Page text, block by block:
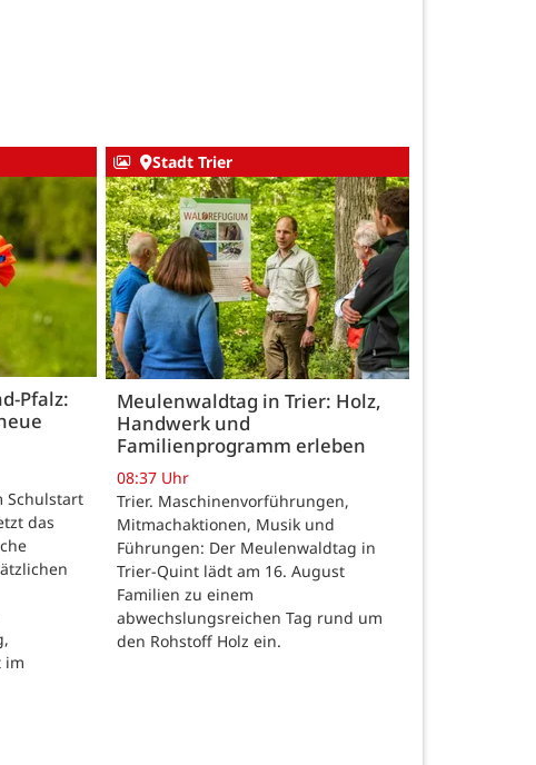
Pfalz:
Schulstart
das
im
Stadt Trier
Meulenwaldtag in Trier: Holz,
Handwerk und
Familienprogramm erleben
08:37 Uhr
Trier. Maschinenvorführungen,
Mitmachaktionen, Musik und
Führungen: Der Meulenwaldtag in
Trier-Quint lädt am 16. August
Familien zu einem
abwechslungsreichen Tag rund um
den Rohstoff Holz ein.